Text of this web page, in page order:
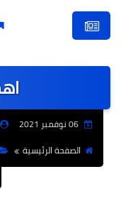
ادعاء
06 نوفمبر 2021
الصفحة الرئيسية